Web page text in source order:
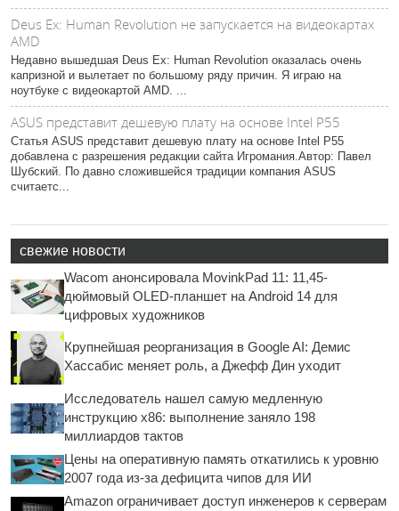
Deus Ex: Human Revolution не запускается на видеокартах
AMD
Недавно вышедшая Deus Ex: Human Revolution оказалась очень
капризной и вылетает по большому ряду причин. Я играю на
ноутбуке с видеокартой AMD. ...
ASUS представит дешевую плату на основе Intel P55
Статья ASUS представит дешевую плату на основе Intel P55
добавлена с разрешения редакции сайта Игромания.Автор: Павел
Шубский. По давно сложившейся традиции компания ASUS
считаетс...
свежие новости
Wacom анонсировала MovinkPad 11: 11,45-
дюймовый OLED-планшет на Android 14 для
цифровых художников
Крупнейшая реорганизация в Google AI: Демис
Хассабис меняет роль, а Джефф Дин уходит
Исследователь нашел самую медленную
инструкцию x86: выполнение заняло 198
миллиардов тактов
Цены на оперативную память откатились к уровню
2007 года из-за дефицита чипов для ИИ
Amazon ограничивает доступ инженеров к серверам